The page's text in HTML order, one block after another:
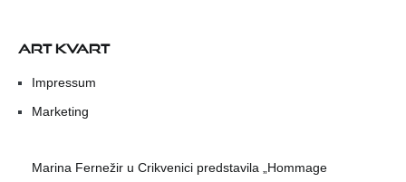
ART KVART
Impressum
Marketing
Marina Fernežir u Crikvenici predstavila „Hommage